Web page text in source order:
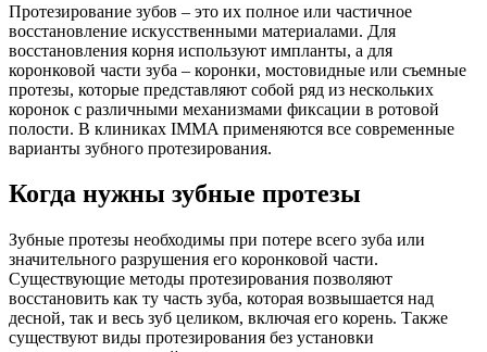
Протезирование зубов – это их полное или частичное
восстановление искусственными материалами. Для
восстановления корня используют импланты, а для
коронковой части зуба – коронки, мостовидные или съемные
протезы, которые представляют собой ряд из нескольких
коронок с различными механизмами фиксации в ротовой
полости. В клиниках IMMA применяются все современные
варианты зубного протезирования.
Когда нужны зубные протезы
Зубные протезы необходимы при потере всего зуба или
значительного разрушения его коронковой части.
Существующие методы протезирования позволяют
восстановить как ту часть зуба, которая возвышается над
десной, так и весь зуб целиком, включая его корень. Также
существуют виды протезирования без установки